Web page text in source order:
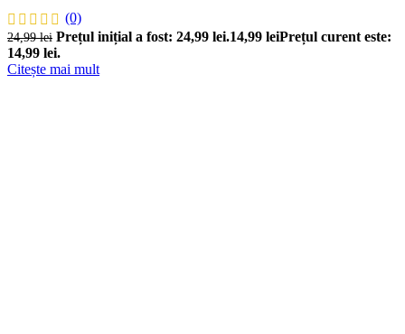
(0)
24,99lei Prețul inițial a fost: 24,99 lei.14,99 leiPrețul curent este:
14,99 lei.
Citește mai mult